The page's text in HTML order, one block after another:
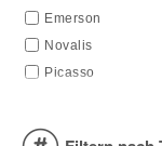
Emerson
Novalis
Picasso